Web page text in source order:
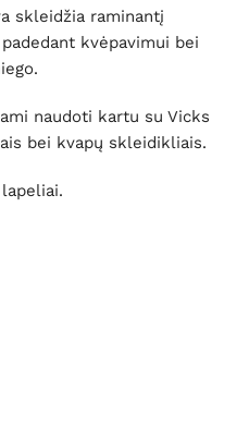
skleidžia raminantį
kvėpavimui bei
naudoti kartu su Vicks
bei kvapų skleidikliais.